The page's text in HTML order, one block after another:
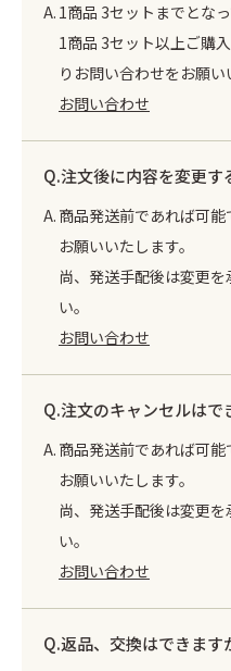
1商品 3セットまでとなっ
1商品 3セット以上ご購
りお問い合わせをお願い
お問い合わせ
注文後に内容を変更す
商品発送前であれば可
お願いいたします。
尚、発送手配後は変更
い。
お問い合わせ
注文のキャンセルはで
商品発送前であれば可
お願いいたします。
尚、発送手配後は変更
い。
お問い合わせ
返品、交換はできます